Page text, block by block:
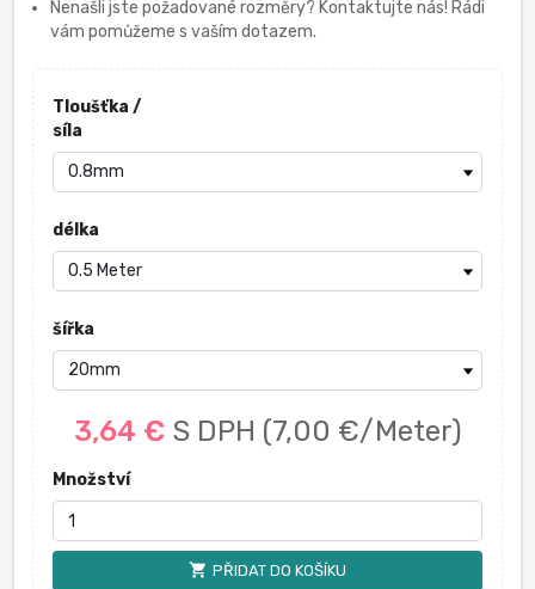
Nenašli jste požadované rozměry? Kontaktujte nás! Rádi
vám pomůžeme s vaším dotazem.
Tloušťka /
síla
délka
šířka
3,64 € S DPH (7,00 €/Meter)
Množství
shopping_cart PŘIDAT DO KOŠÍKU